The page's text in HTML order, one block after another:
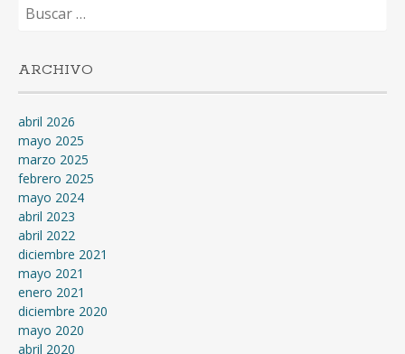
Buscar:
ARCHIVO
abril 2026
mayo 2025
marzo 2025
febrero 2025
mayo 2024
abril 2023
abril 2022
diciembre 2021
mayo 2021
enero 2021
diciembre 2020
mayo 2020
abril 2020